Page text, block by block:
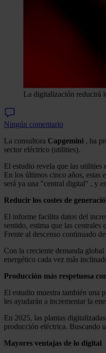
La digitalización reducirá
Ningún comentario
La consultora Capgemini , ha
sector eléctrico (utilities).
El estudio revela que las utilities
En los últimos cinco años, estas
será ya una "central digital" , y
Reducir los costes de
El informe facilita datos del
sentido, estima que las
Frente al descenso continuado
Con la creciente demanda
energético cada vez más
Producción más respetuosa
El estudio muestra también una
les ayudarán a incrementar la
En 2025, las plantas
producción eléctrica. Buscando
Mayores ventajas de lo digital